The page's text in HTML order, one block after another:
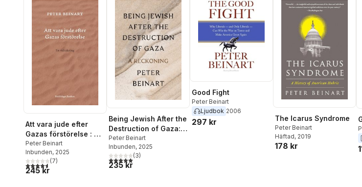
Att vara jude efter
Gazas förstörelse : en
vidräkning
Peter Beinart
Inbunden, 2025
4,6utav 5 stjärnor. Totalt antal röster:
(7)
245 kr
Being Jewish After the
Destruction of Gaza: A
Reckoning
Peter Beinart
Inbunden, 2025
5,0utav 5 stjärnor. Totalt antal röster:
(3)
235 kr
Good Fight
Peter Beinart
Ljudbok 2006
297 kr The Icarus Syndrome
Peter Beinart
Häftad, 2019
178 kr